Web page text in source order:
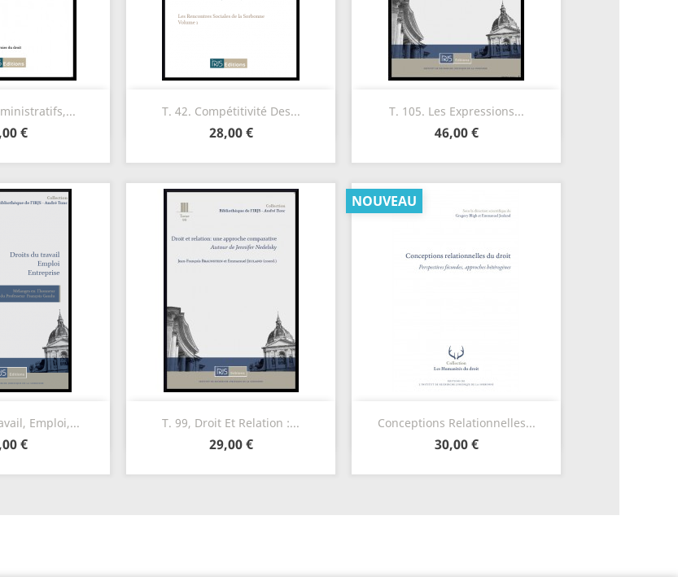
€
rapide T. 42. Compétitivité Des...
28,00 €
 Aperçu rapide T. 105. Les Expressions...
46,00 €
 Aperçu rapide
Emploi,...
€
rapide T. 99, Droit Et Relation :...
29,00 €
 Aperçu rapide Conceptions Relationnelles...
30,00 €
NOUVEAU
Aperçu rapide